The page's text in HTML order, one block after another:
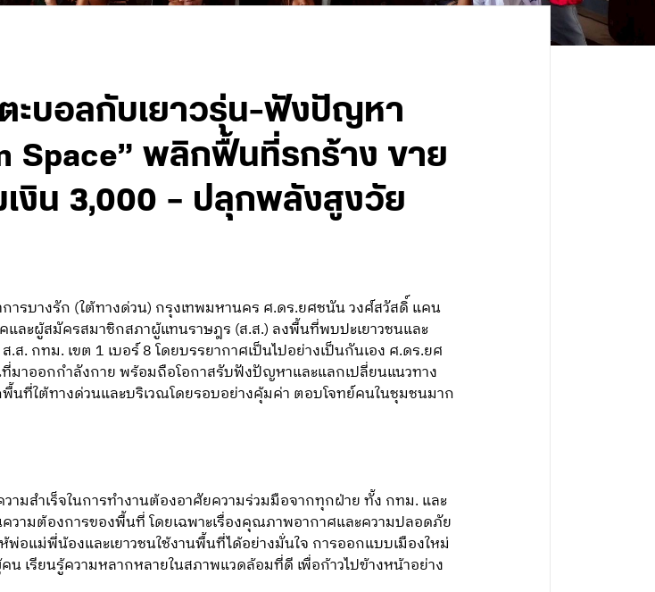
ะบอลกับเยาวรุ่น-ฟังปัญหา
Space” พลิกฟื้นที่รกร้าง ขาย
เงิน 3,000 – ปลุกพลังสูงวัย
รบางรัก (ใต้ทางด่วน) กรุงเทพมหานคร ศ.ดร.ยศชนัน วงศ์สวัสดิ์ แคน
ละผู้สมัครสมาชิกสภาผู้แทนราษฎร (ส.ส.) ลงพื้นที่พบปะเยาวชนและ
กทม. เขต 1 เบอร์ 8 โดยบรรยากาศเป็นไปอย่างเป็นกันเอง ศ.ดร.ยศ
าออกกำลังกาย พร้อมถือโอกาสรับฟังปัญหาและแลกเปลี่ยนแนวทาง
นที่ใต้ทางด่วนและบริเวณโดยรอบอย่างคุ้มค่า ตอบโจทย์คนในชุมชนมาก
ามสำเร็จในการทำงานต้องอาศัยความร่วมมือจากทุกฝ่าย ทั้ง กทม. และ
วามต้องการของพื้นที่ โดยเฉพาะเรื่องคุณภาพอากาศและความปลอดภัย
พ่อแม่พี่น้องและเยาวชนใช้งานพื้นที่ได้อย่างมั่นใจ การออกแบบเมืองใหม่
น เรียนรู้ความหลากหลายในสภาพแวดล้อมที่ดี เพื่อก้าวไปข้างหน้าอย่าง